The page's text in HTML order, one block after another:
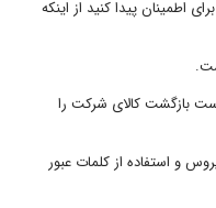
اطمینان پیدا کنید از اینکه
بازگشت کالای شرکت را
و استفاده از کلمات عبور